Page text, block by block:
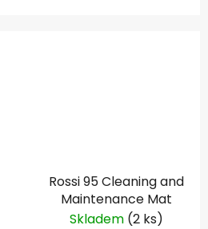
Rossi 95 Cleaning and
Maintenance Mat
Skladem (2 ks)